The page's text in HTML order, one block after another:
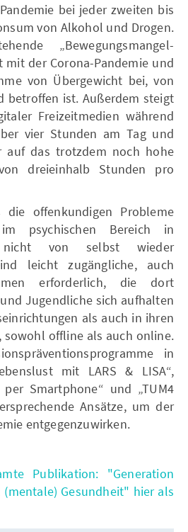
bei jeder zweiten bis
von Alkohol und Drogen.
„Bewegungsmangel-
mit der Corona-Pandemie und
von Übergewicht bei, von
betroffen ist. Außerdem steigt
Freizeitmedien während
vier Stunden am Tag und
auf das trotzdem noch hohe
dreieinhalb Stunden pro
offenkundigen Probleme
psychischen Bereich in
nicht von selbst wieder
leicht zugängliche, auch
erforderlich, die dort
Jugendliche sich aufhalten
als auch in ihren
sowohl offline als auch online.
in
mit LARS & LISA“,
Smartphone“ und „TUM4
Ansätze, um der
entgegenzuwirken.
Publikation: "Generation
(mentale) Gesundheit" hier als